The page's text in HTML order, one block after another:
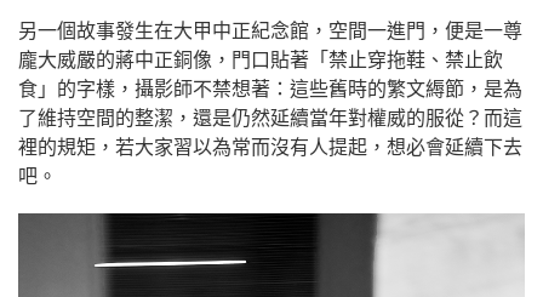
另一個故事發生在大甲中正紀念館，空間一進門，便是一尊
龐大威嚴的蔣中正銅像，門口貼著「禁止穿拖鞋、禁止飲
食」的字樣，攝影師不禁想著：這些舊時的繁文縟節，是為
了維持空間的整潔，還是仍然延續當年對權威的服從？而這
裡的規矩，若大家習以為常而沒有人提起，想必會延續下去
吧。